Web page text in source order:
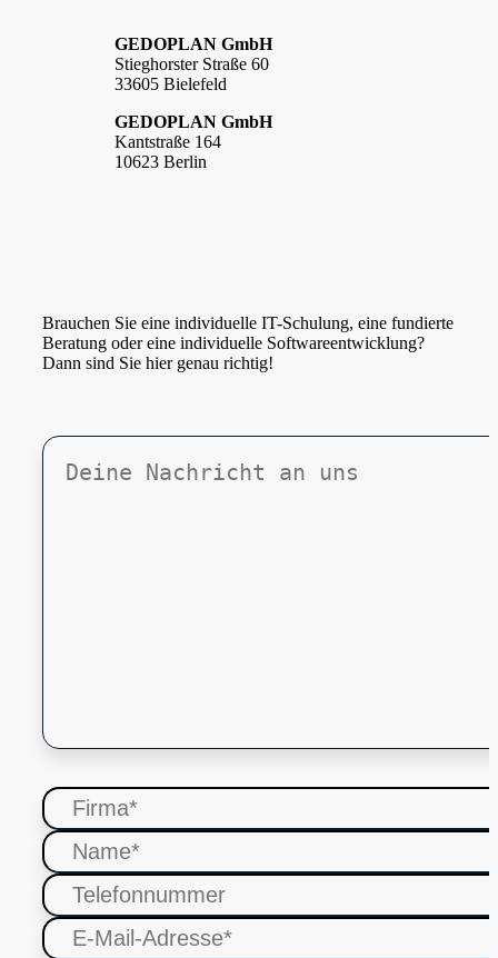
GEDOPLAN GmbH
Stieghorster Straße 60
33605 Bielefeld
GEDOPLAN GmbH
Kantstraße 164
10623 Berlin
Brauchen Sie eine individuelle IT-Schulung, eine fundierte
Beratung oder eine individuelle Softwareentwicklung?
Dann sind Sie hier genau richtig!